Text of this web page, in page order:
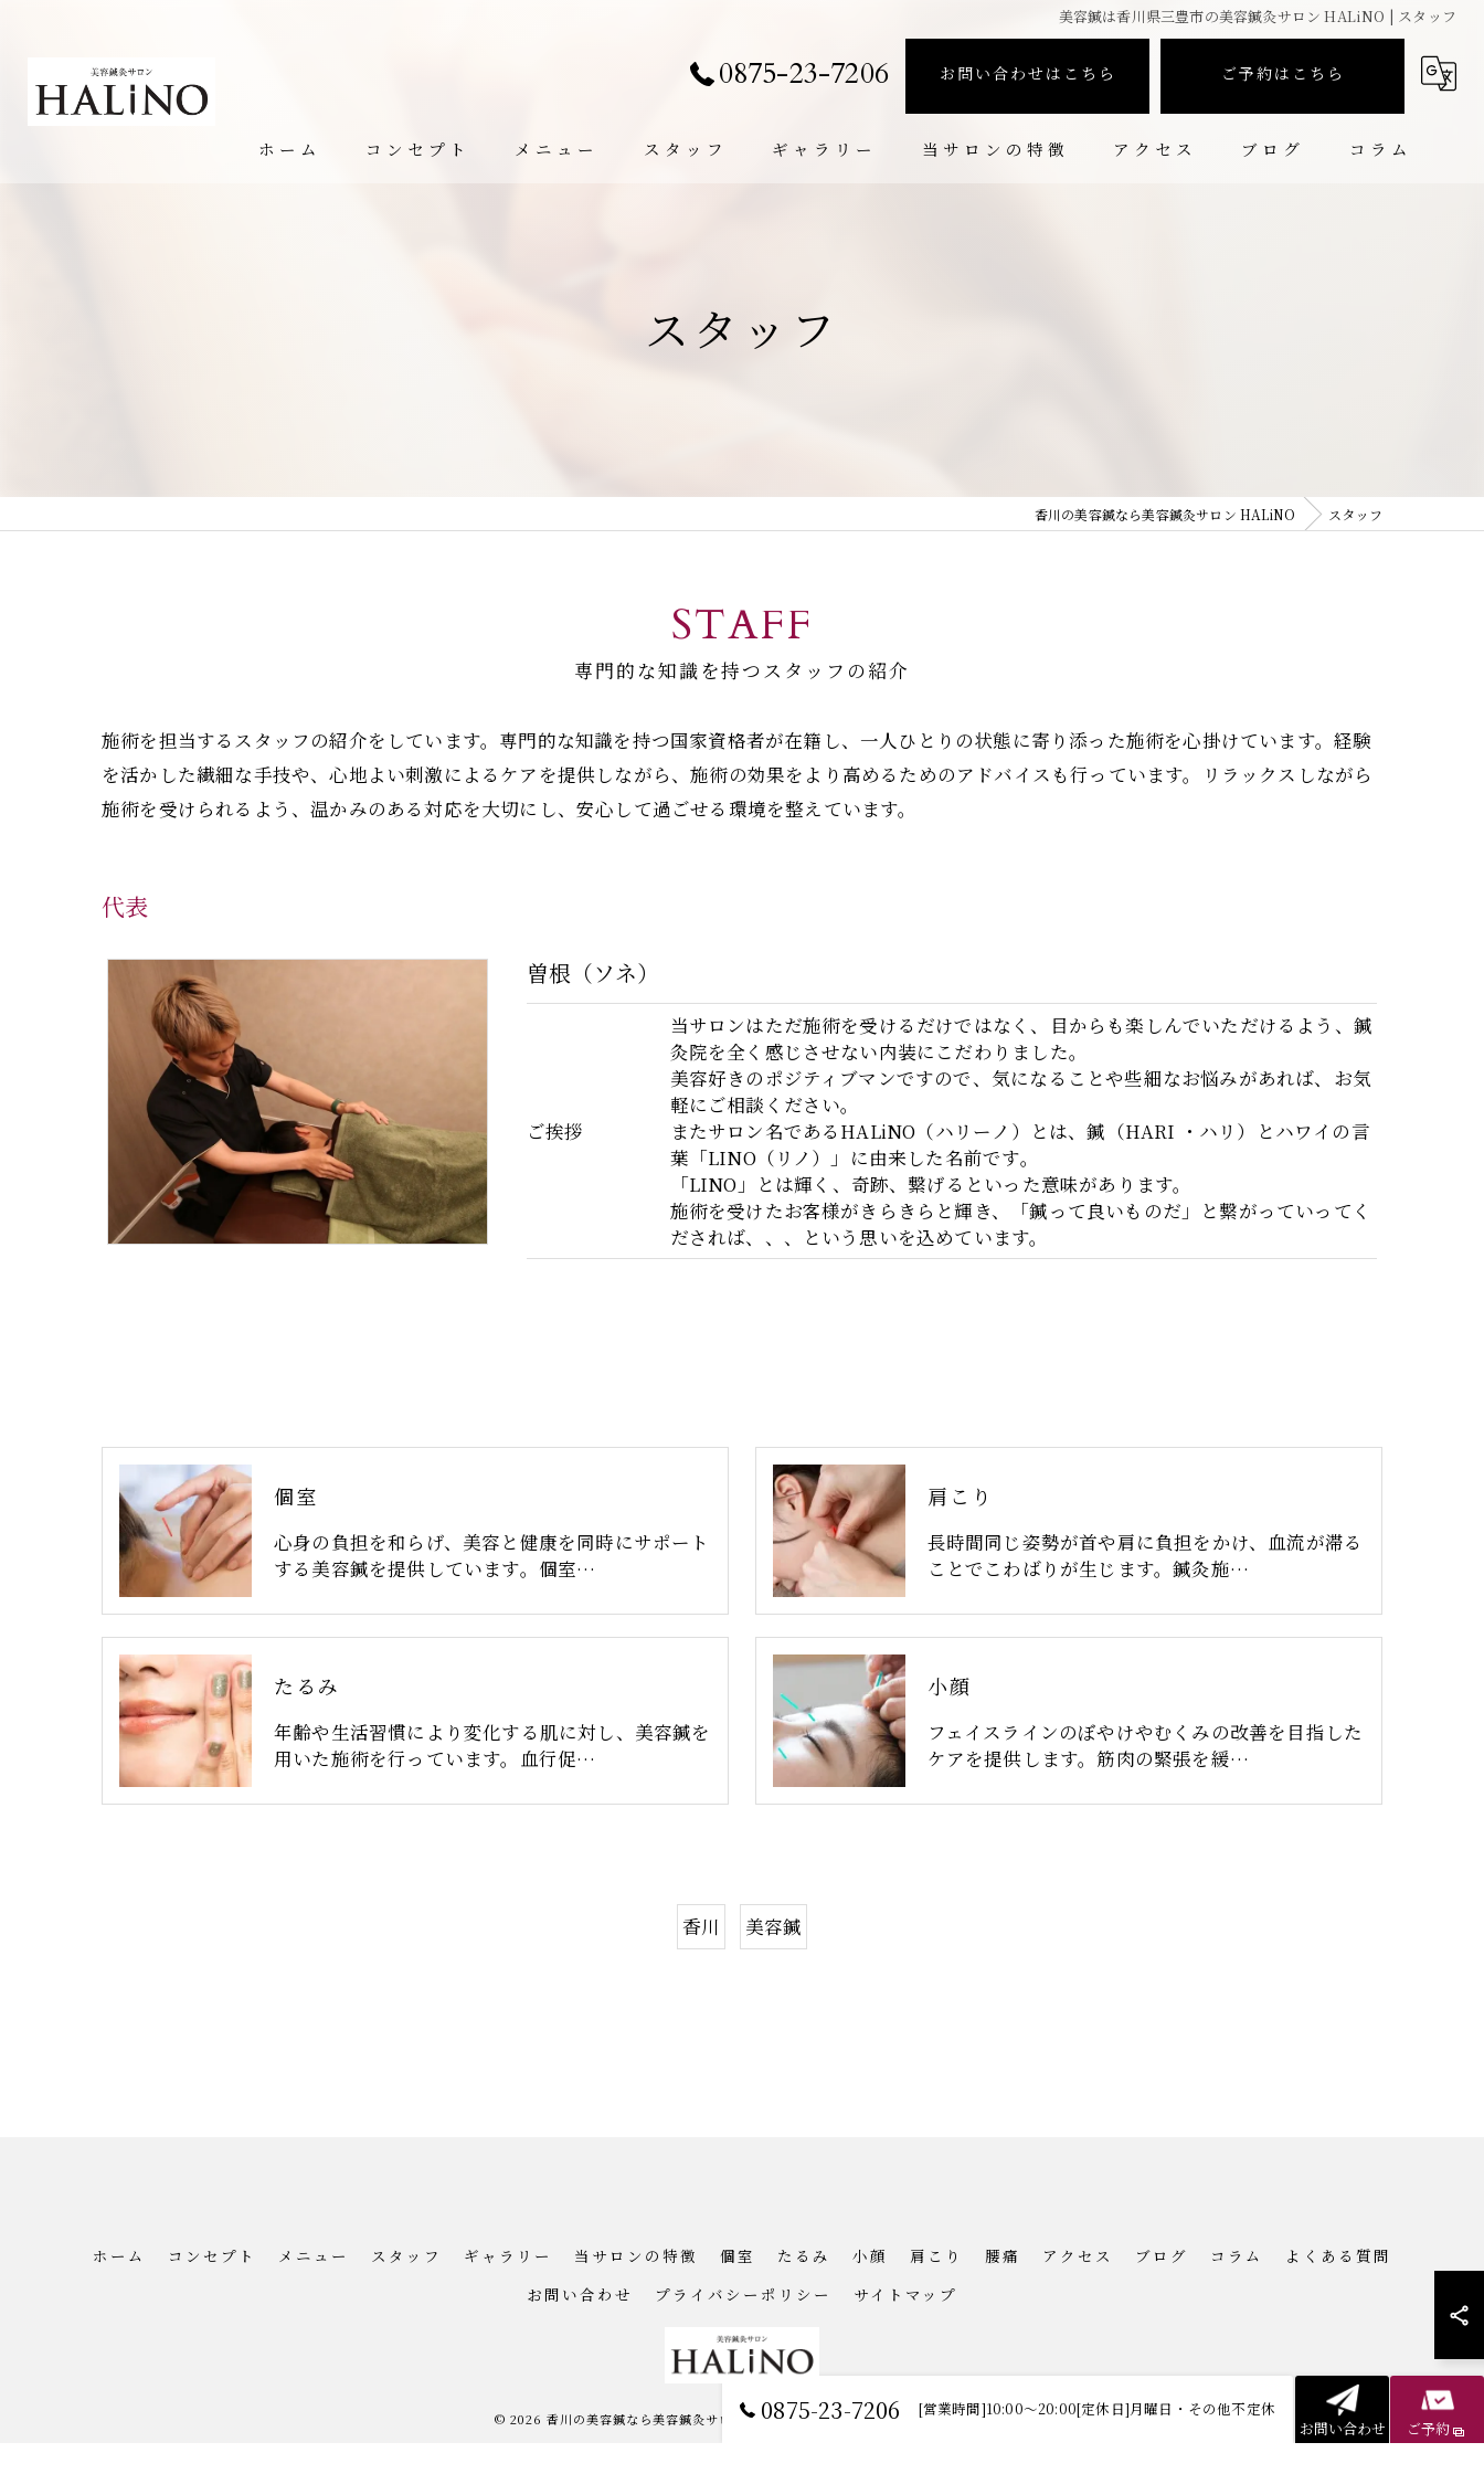
美容鍼は香川県三豊市の美容鍼灸サロン HALiNO | スタッフ
0875-23-7206 お問い合わせはこちら ご予約はこちら
ホーム コンセプト メニュー スタッフ ギャラリー 当サロンの特徴 アクセス ブログ コラム
スタッフ
香川の美容鍼なら美容鍼灸サロン HALiNO スタッフ
専門的な知識を持つスタッフの紹介
STAFF
施術を担当するスタッフの紹介をしています。専門的な知識を持つ国家資格者が在籍し、一人ひとりの状態に寄り添った施術を心掛けています。経験
を活かした繊細な手技や、心地よい刺激によるケアを提供しながら、施術の効果をより高めるためのアドバイスも行っています。リラックスしながら
施術を受けられるよう、温かみのある対応を大切にし、安心して過ごせる環境を整えています。
代表
曽根（ソネ）
ご挨拶
当サロンはただ施術を受けるだけではなく、目からも楽しんでいただけるよう、鍼
灸院を全く感じさせない内装にこだわりました。
美容好きのポジティブマンですので、気になることや些細なお悩みがあれば、お気
軽にご相談ください。
またサロン名であるHALiNO（ハリーノ）とは、鍼（HARI ・ハリ）とハワイの言
葉「LINO（リノ）」に由来した名前です。
「LINO」とは輝く、奇跡、繋げるといった意味があります。
施術を受けたお客様がきらきらと輝き、「鍼って良いものだ」と繋がっていってく
だされば、、、という思いを込めています。
個室
心身の負担を和らげ、美容と健康を同時にサポート
する美容鍼を提供しています。個室…
肩こり
長時間同じ姿勢が首や肩に負担をかけ、血流が滞る
ことでこわばりが生じます。鍼灸施…
たるみ
年齢や生活習慣により変化する肌に対し、美容鍼を
用いた施術を行っています。血行促…
小顔
フェイスラインのぼやけやむくみの改善を目指した
ケアを提供します。筋肉の緊張を緩…
香川 美容鍼
0875-23-7206
[営業時間]10:00～20:00[定休日]月曜日・その他不定休
お問い合わせ
ご予約
ホーム コンセプト メニュー スタッフ ギャラリー 当サロンの特徴 個室 たるみ 小顔 肩こり 腰痛 アクセス ブログ コラム
よくある質問
お問い合わせ
プライバシーポリシー サイトマップ
© 2026 香川の美容鍼なら美容鍼灸サロン HALiNO ALL RIGHTS RESERVED.